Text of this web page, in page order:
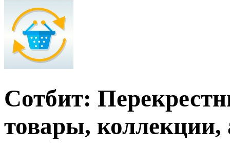
Сотбит:
товары, коллекции,